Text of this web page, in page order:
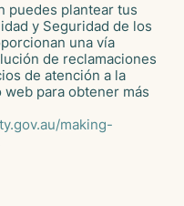
puedes plantear tus
y Seguridad de los
una vía
de reclamaciones
de atención a la
para obtener más
making-